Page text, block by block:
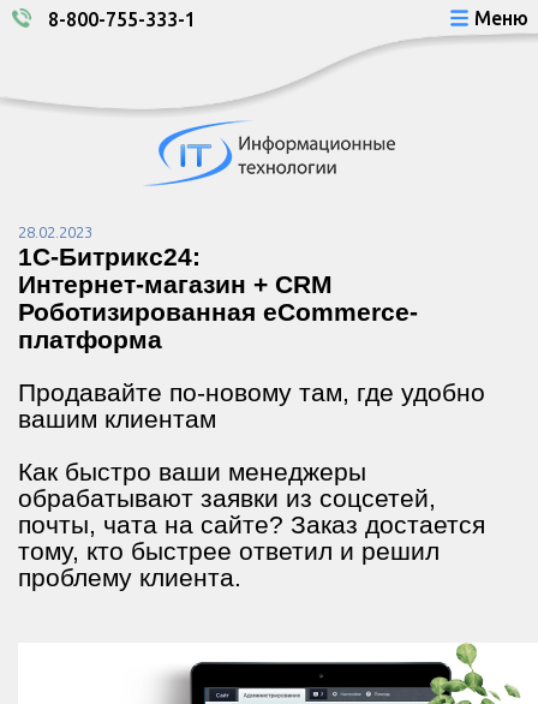
8-800-755-333-1 Меню
28.02.2023
1С-Битрикс24:
Интернет-магазин + CRM
Роботизированная eCommerce-
платформа
Продавайте по-новому там, где удобно
вашим клиентам
Как быстро ваши менеджеры
обрабатывают заявки из соцсетей,
почты, чата на сайте? Заказ достается
тому, кто быстрее ответил и решил
проблему клиента.